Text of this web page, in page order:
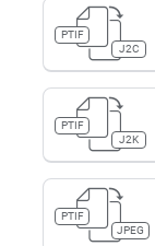
PTIF
J2C
PTIF
J2K
PTIF
JPEG